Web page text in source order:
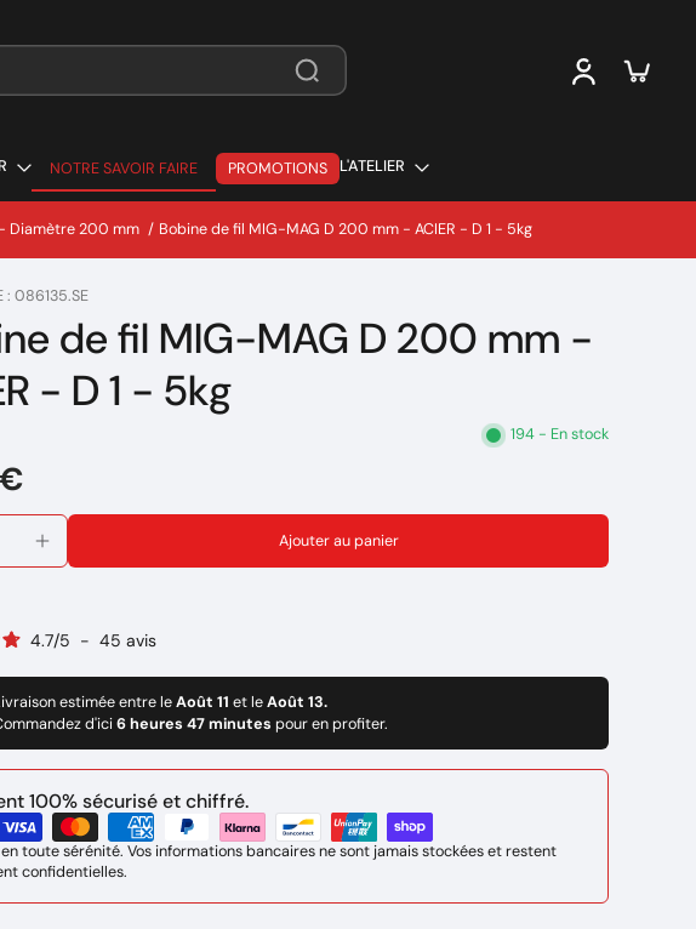
NOTRE SAVOIR FAIRE
NOTRE SAVOIR FAIRE
PROMOTIONS L'ATELIER
- Diamètre 200 mm / Bobine de fil MIG-MAG D 200 mm - ACIER - D 1 - 5kg
: 086135.SE
de fil MIG-MAG D 200 mm -
- D 1 - 5kg
194 - En stock
Ajouter au panier
4.7/5 - 45 avis
estimée entre leAoût 11 et leAoût 13.
d'ici6 heures 47 minutes pour en profiter.
100% sécurisé et chiffré.
toute sérénité. Vos informations bancaires ne sont jamais stockées et restent
confidentielles.